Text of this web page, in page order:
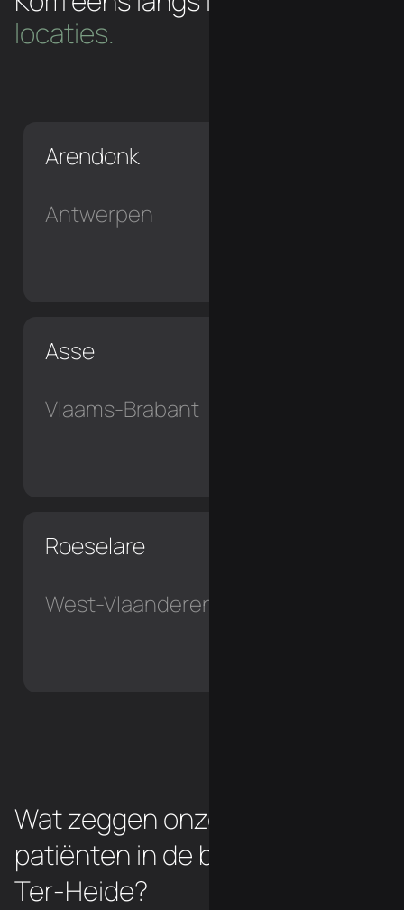
locaties.
Arendonk
Antwerpen
Asse
Vlaams-Brabant
Roeselare
West-Vlaanderen
Wat zeggen onze chiropraxie
patiënten in de buurt van Asse-
Ter-Heide?